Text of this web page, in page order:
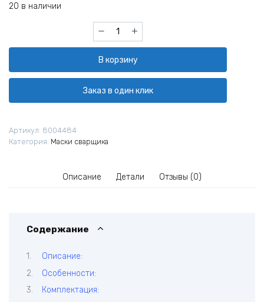
20 в наличии
Количество
товара
сварщика
КЕДР
(В
РАЗОБР.ВИДЕ)
синяя
В корзину
Заказ в один клик
Артикул: 8004484
Категория: Маски сварщика
Описание Детали Отзывы (0)
Содержание
Описание:
Особенности:
Комплектация: